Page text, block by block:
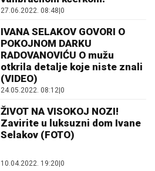
27.06.2022. 08:48 0
IVANA SELAKOV GOVORI O
POKOJNOM DARKU
RADOVANOVIĆU O mužu
otkrila detalje koje niste znali
(VIDEO)
24.05.2022. 08:12 0
ŽIVOT NA VISOKOJ NOZI!
Zavirite u luksuzni dom Ivane
Selakov (FOTO)
10.04.2022. 19:20 0